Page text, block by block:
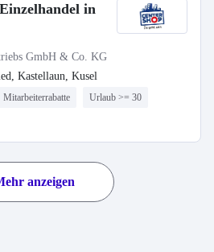
in
GmbH & Co. KG
Kastellaun, Kusel
Mitarbeiterrabatte Urlaub >= 30
anzeigen